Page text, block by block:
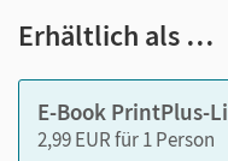
Text ergänzen
im Text suchen
zoomen
Erhältlich als …
E-Book PrintPlus-
2,99 EUR für 1 Person